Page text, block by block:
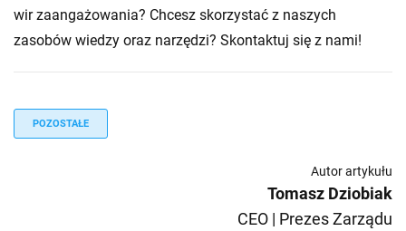
wir zaangażowania? Chcesz skorzystać z naszych
zasobów wiedzy oraz narzędzi? Skontaktuj się z nami!
POZOSTAŁE
Autor artykułu
Tomasz Dziobiak
CEO | Prezes Zarządu